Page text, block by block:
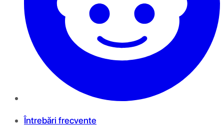
Întrebări frecvente